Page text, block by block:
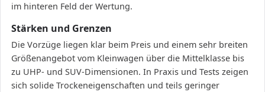
im hinteren Feld der Wertung.
Stärken und Grenzen
Die Vorzüge liegen klar beim Preis und einem sehr breiten
Größenangebot vom Kleinwagen über die Mittelklasse bis
zu UHP- und SUV-Dimensionen. In Praxis und Tests zeigen
sich solide Trockeneigenschaften und teils geringer